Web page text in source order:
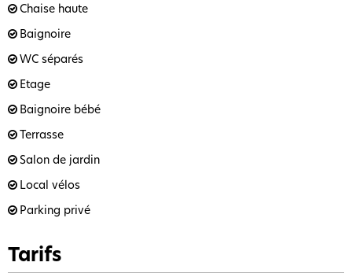
Chaise haute
Baignoire
WC séparés
Etage
Baignoire bébé
Terrasse
Salon de jardin
Local vélos
Parking privé
Tarifs